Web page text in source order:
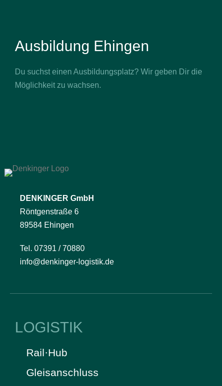
Ausbildung Ehingen
Du suchst einen Ausbildungsplatz? Wir geben Dir die
Möglichkeit zu wachsen.
DENKINGER GmbH
Röntgenstraße 6
89584 Ehingen
Tel. 07391 / 70880
info@denkinger-logistik.de
LOGISTIK
Rail·Hub
Gleisanschluss